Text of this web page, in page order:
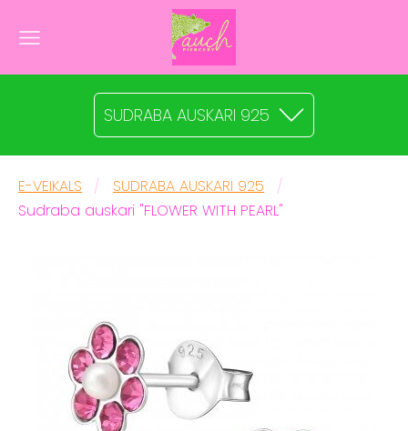
SUDRABA AUSKARI 925
E-VEIKALS
SUDRABA AUSKARI 925
Sudraba auskari "FLOWER WITH PEARL"